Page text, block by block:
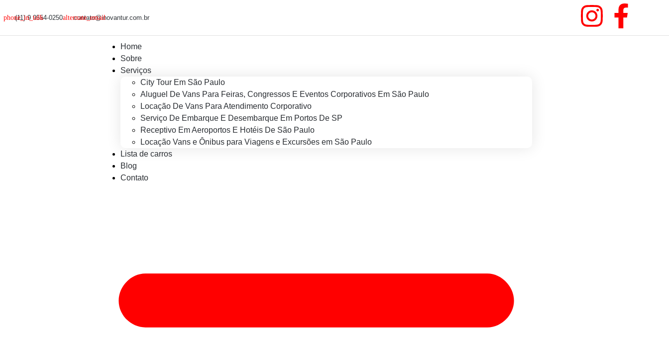
(11) 9 9554-0250 contato@inovantur.com.br
Home
Sobre
Serviços
City Tour Em São Paulo
Aluguel De Vans Para Feiras, Congressos E Eventos Corporativos Em São Paulo
Locação De Vans Para Atendimento Corporativo
Serviço De Embarque E Desembarque Em Portos De SP
Receptivo Em Aeroportos E Hotéis De São Paulo
Locação Vans e Ônibus para Viagens e Excursões em São Paulo
Lista de carros
Blog
Contato